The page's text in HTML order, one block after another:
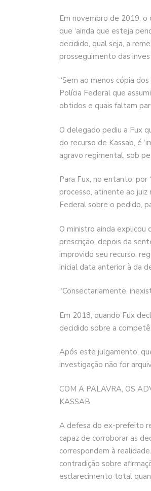
Em novembro de 2019, o
que ‘ainda que esteja
decidido, qual seja, a
prosseguimento das
“Sem ao menos cópia
Polícia Federal que
obtidos e quais faltam
O delegado pediu a Fux
do recurso de Kassab, é
agravo regimental, sob
Para Fux, no entanto,
processo, atinente ao juiz
Federal sobre o pedido,
O ministro ainda explicou
prescrição, depois da
improvido seu recurso,
inicial data anterior à da
“Consectariamente,
Em 2018, quando Fux
decidido sobre a
Após este julgamento,
investigação não for
COM A PALAVRA, OS
KASSAB
A defesa do ex-prefeito
capaz de corroborar as
correspondem à
contradição sobre
esclarecimento total